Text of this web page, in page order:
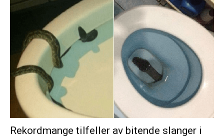
Rekordmange tilfeller av bitende slanger i